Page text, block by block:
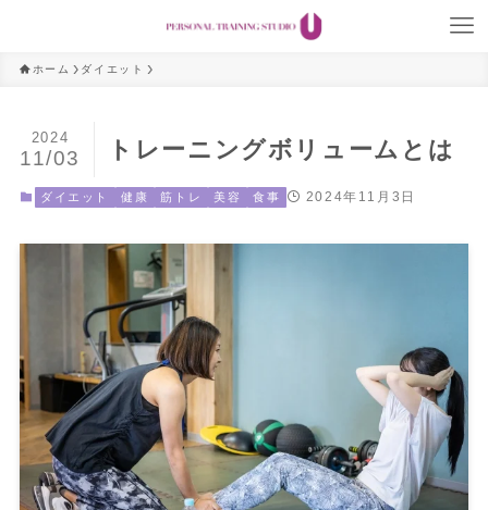
ホーム ダイエット
トレーニングボリュームとは
2024
11/03
ダイエット 健康 筋トレ 美容 食事 2024年11月3日